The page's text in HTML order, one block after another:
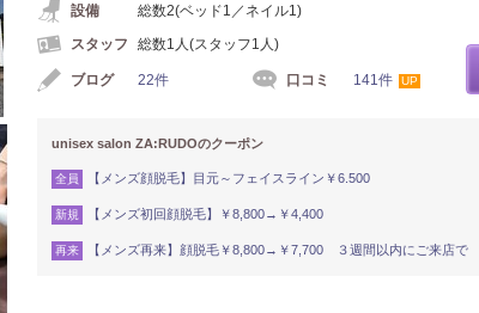
設備
総数2(ベッド1／ネイル1)
スタッフ
総数1人(スタッフ1人)
ブログ 22件 口コミ 141件 UP
unisex salon ZA:RUDOのクーポン
全員 【メンズ顔脱毛】目元～フェイスライン￥6.500
新規 【メンズ初回顔脱毛】￥8,800→￥4,400
再来 【メンズ再来】顔脱毛￥8,800→￥7,700 ３週間以内にご来店で